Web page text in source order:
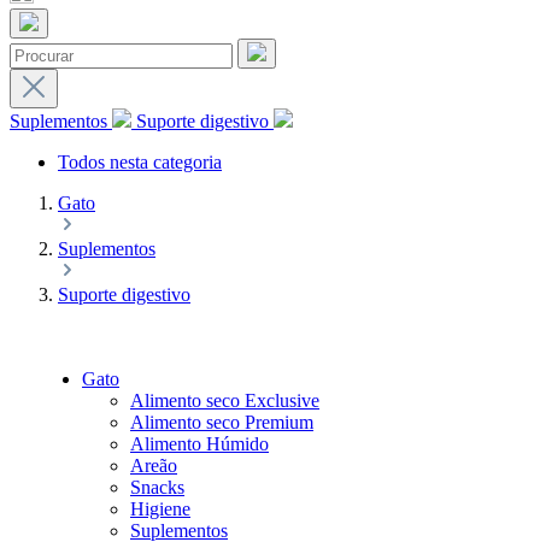
Suplementos
Suporte digestivo
Todos nesta categoria
Gato
Suplementos
Suporte digestivo
Gato
Alimento seco Exclusive
Alimento seco Premium
Alimento Húmido
Areão
Snacks
Higiene
Suplementos